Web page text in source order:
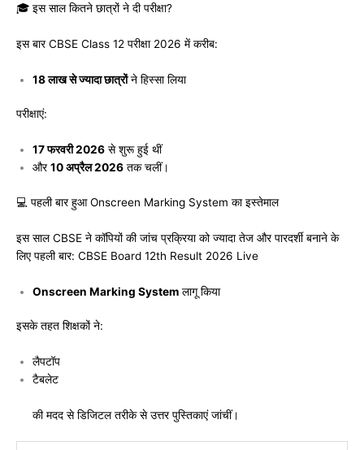
🎓 इस साल कितने छात्रों ने दी परीक्षा?
इस बार CBSE Class 12 परीक्षा 2026 में करीब:
18 लाख से ज्यादा छात्रोंने हिस्सा लिया
परीक्षाएं:
17 फरवरी 2026 से शुरू हुई थीं
और10 अप्रैल 2026 तक चलीं।
💻 पहली बार हुआ Onscreen Marking System का इस्तेमाल
इस साल CBSE ने कॉपियों की जांच प्रक्रिया को ज्यादा तेज और पारदर्शी बनाने के
लिए पहली बार: CBSE Board 12th Result 2026 Live
Onscreen Marking System लागू किया
इसके तहत शिक्षकों ने:
लैपटॉप
टैबलेट
की मदद से डिजिटल तरीके से उत्तर पुस्तिकाएं जांचीं।